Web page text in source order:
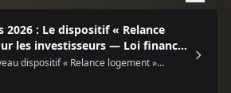
— TVA intracommunautaire FR 80 935 185 785
Honoré, 75001 Paris — Contact
2026 : Le dispositif « Relance
les investisseurs — Loi finances
dispositif « Relance logement »
de Finances 2026, une opportunité fiscale
locatif neuf ou rénové.